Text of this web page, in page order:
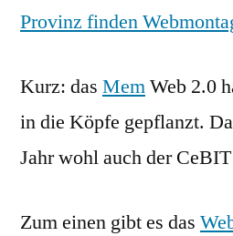
Provinz finden
Kurz: das MemWeb 2.0
in die Köpfe gepflanzt.
Jahr wohl auch der
Zum einen gibt es das